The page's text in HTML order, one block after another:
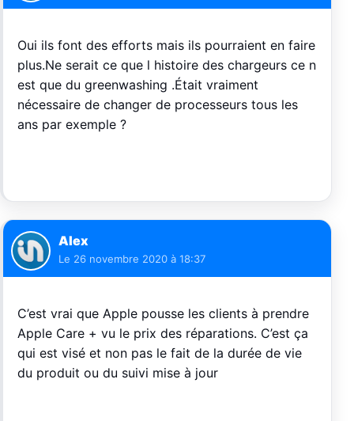
Oui ils font des efforts mais ils pourraient en faire
plus.Ne serait ce que l histoire des chargeurs ce n
est que du greenwashing .Était vraiment
nécessaire de changer de processeurs tous les
ans par exemple ?
Alex
Le 26 novembre 2020 à 18:37
C’est vrai que Apple pousse les clients à prendre
Apple Care + vu le prix des réparations. C’est ça
qui est visé et non pas le fait de la durée de vie
du produit ou du suivi mise à jour